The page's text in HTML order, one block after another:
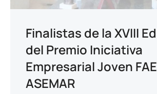
Finalistas de la XVIII
del Premio Iniciativa
Empresarial Joven FAE
ASEMAR